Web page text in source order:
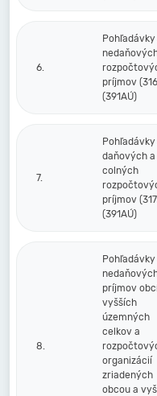
6.
Pohľadávky
príjmov
(391AÚ)
7.
Pohľadávky
daňových a
colných
príjmov
(391AÚ)
8.
Pohľadávky
príjmov
vyšších
územných
celkov a
organizácií
zriadených
obcou a